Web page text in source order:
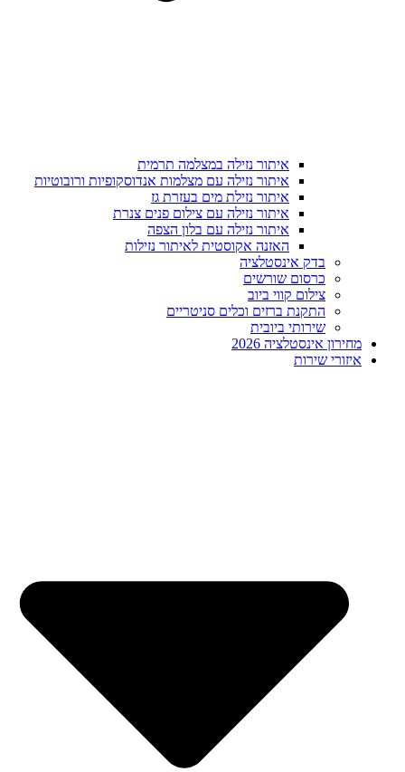
איתור נזילה במצלמה תרמית
איתור נזילה עם מצלמות אנדוסקופיות ורובוטיות
איתור נזילת מים בעזרת גז
איתור נזילה עם צילום פנים צנרת
איתור נזילה עם בלון הצפה
האזנה אקוסטית לאיתור נזילות
בדק אינסטלציה
כרסום שורשים
צילום קווי ביוב
התקנת ברזים וכלים סניטריים
שירותי ביובית
מחירון אינסטלציה 2026
איזורי שירות